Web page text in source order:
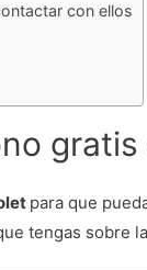
con ellos
para que
tengas sobre